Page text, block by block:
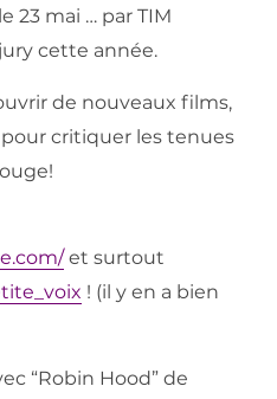
23 mai … par TIM
cette année.
de nouveaux films,
critiquer les tenues
et surtout
! (il y en a bien
“Robin Hood” de